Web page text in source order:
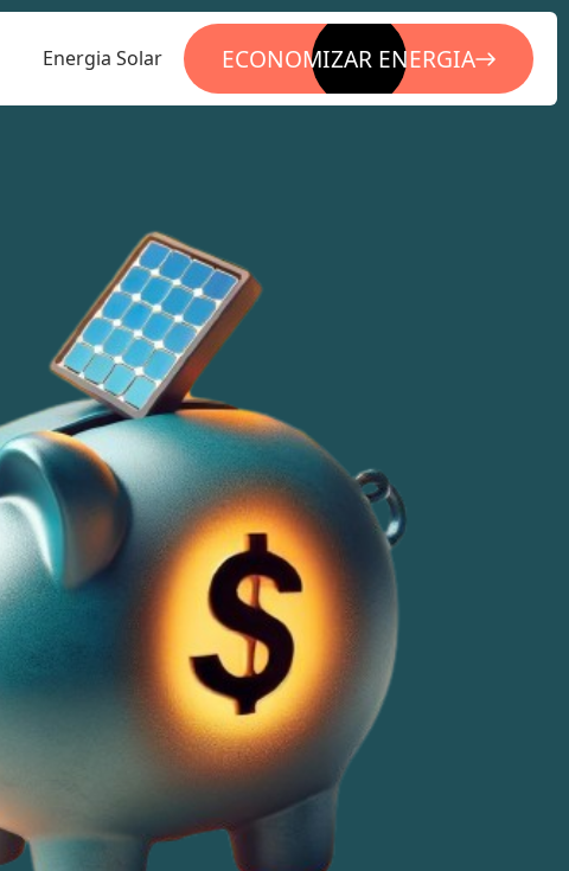
Energia Solar ECONOMIZAR ENERGIA